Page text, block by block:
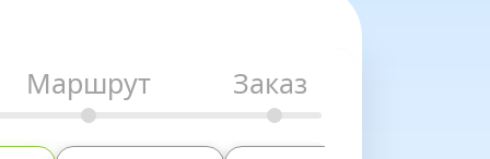
Маршрут Заказ